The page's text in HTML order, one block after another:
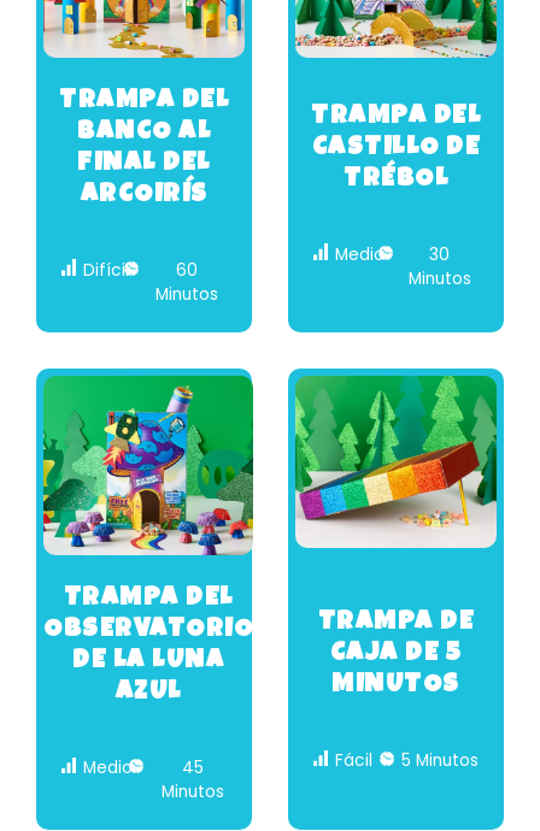
TRAMPA DEL
BANCO AL
FINAL DEL
ARCOIRÍS
Difícil
60
Minutos
TRAMPA DEL
CASTILLO DE
TRÉBOL
Medio
30
Minutos
TRAMPA DEL
OBSERVATORIO
DE LA LUNA
AZUL
Medio
45
Minutos
TRAMPA DE
CAJA DE 5
MINUTOS
Fácil 5 Minutos